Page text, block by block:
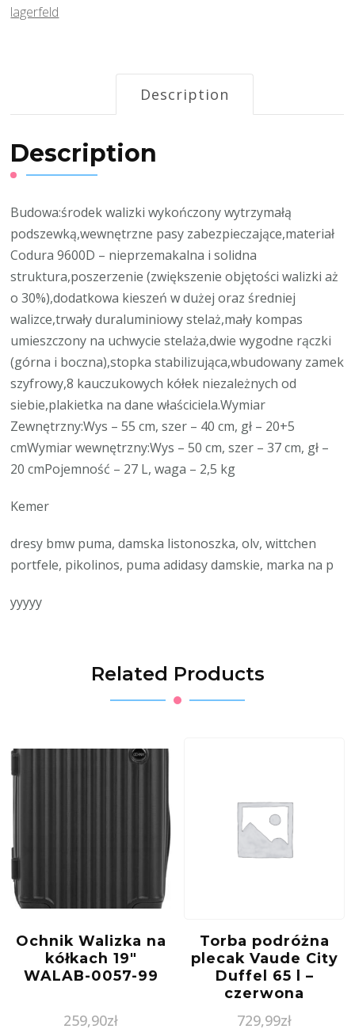
lagerfeld
Description
Description
Budowa:środek walizki wykończony wytrzymałą
podszewką,wewnętrzne pasy zabezpieczające,materiał
Codura 9600D – nieprzemakalna i solidna
struktura,poszerzenie (zwiększenie objętości walizki aż
o 30%),dodatkowa kieszeń w dużej oraz średniej
walizce,trwały duraluminiowy stelaż,mały kompas
umieszczony na uchwycie stelaża,dwie wygodne rączki
(górna i boczna),stopka stabilizująca,wbudowany zamek
szyfrowy,8 kauczukowych kółek niezależnych od
siebie,plakietka na dane właściciela.Wymiar
Zewnętrzny:Wys – 55 cm, szer – 40 cm, gł – 20+5
cmWymiar wewnętrzny:Wys – 50 cm, szer – 37 cm, gł –
20 cmPojemność – 27 L, waga – 2,5 kg
Kemer
dresy bmw puma, damska listonoszka, olv, wittchen
portfele, pikolinos, puma adidasy damskie, marka na p
yyyyy
Related Products
Ochnik Walizka na
kółkach 19″
WALAB-0057-99
259,90zł
Torba podróżna
plecak Vaude City
Duffel 65 l –
czerwona
729,99zł